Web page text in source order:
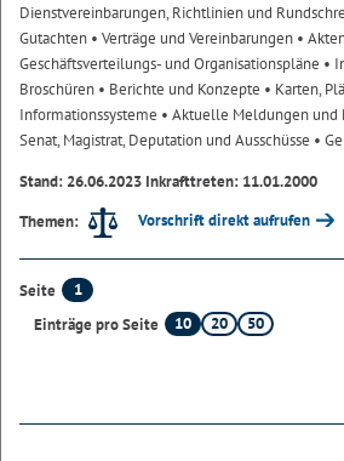
Dienstvereinbarungen, Richtlinien und
Gutachten • Verträge und Vereinbarungen •
Geschäftsverteilungs- und Organisationspläne •
Broschüren • Berichte und Konzepte • Karten,
Informationssysteme • Aktuelle Meldungen und
Senat, Magistrat, Deputation und Ausschüsse •
Stand: 26.06.2023 Inkrafttreten: 11.01.2000
Themen:
Vorschrift direkt aufrufen
Seite
1
Einträge pro Seite
10 20 50